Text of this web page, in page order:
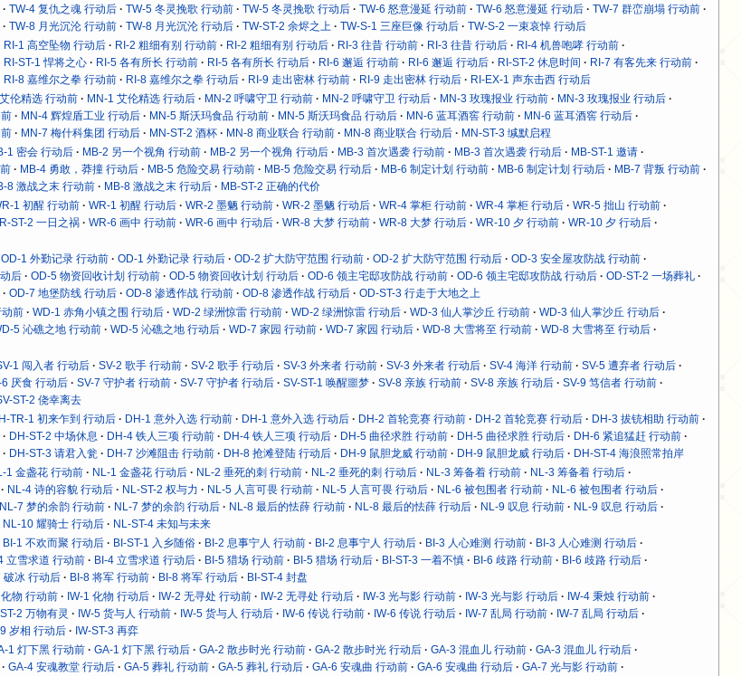
TW-4 复仇之魂 行动后 TW-5 冬灵挽歌 行动前 TW-5 冬灵挽歌 行动后 TW-6 怒意漫延 行动前 TW-6 怒意漫延 行动后
TW-7 群峦崩塌 行动前
TW-8 月光沉沦 行动前 TW-8 月光沉沦 行动后 TW-ST-2 余烬之上 TW-S-1 三座巨像 行动后 TW-S-2 一束哀悼 行动后
RI-1 高空坠物 行动后 RI-2 粗细有别 行动前 RI-2 粗细有别 行动后 RI-3 往昔 行动前 RI-3 往昔 行动后
RI-4 机兽咆哮 行动前
RI-ST-1 悍将之心 RI-5 各有所长 行动前 RI-5 各有所长 行动后 RI-6 邂逅 行动前 RI-6 邂逅 行动后 RI-ST-2 休息时间
RI-7 有客先来 行动前
RI-8 嘉维尔之拳 行动前 RI-8 嘉维尔之拳 行动后 RI-9 走出密林 行动前 RI-9 走出密林 行动后 RI-EX-1 声东击西 行动后
伦精选 行动前 MN-1 艾伦精选 行动后 MN-2 呼啸守卫 行动前 MN-2 呼啸守卫 行动后 MN-3 玫瑰报业 行动前
MN-3 玫瑰报业 行动后
MN-4 辉煌盾工业 行动后 MN-5 斯沃玛食品 行动前 MN-5 斯沃玛食品 行动后 MN-6 蓝耳酒窖 行动前
MN-6 蓝耳酒窖 行动后
MN-7 梅什科集团 行动后 MN-ST-2 酒杯 MN-8 商业联合 行动前 MN-8 商业联合 行动后 MN-ST-3 缄默启程
1 密会 行动后 MB-2 另一个视角 行动前 MB-2 另一个视角 行动后 MB-3 首次遇袭 行动前 MB-3 首次遇袭 行动后
MB-ST-1 邀请
MB-4 勇敢，莽撞 行动后 MB-5 危险交易 行动前 MB-5 危险交易 行动后 MB-6 制定计划 行动前 MB-6 制定计划 行动后
MB-7 背叛 行动前
8 激战之末 行动前 MB-8 激战之末 行动后 MB-ST-2 正确的代价
1 初醒 行动前 WR-1 初醒 行动后 WR-2 墨魉 行动前 WR-2 墨魉 行动后 WR-4 掌柜 行动前 WR-4 掌柜 行动后
WR-5 拙山 行动前
ST-2 一日之祸 WR-6 画中 行动前 WR-6 画中 行动后 WR-8 大梦 行动前 WR-8 大梦 行动后 WR-10 夕 行动前
WR-10 夕 行动后
OD-1 外勤记录 行动前 OD-1 外勤记录 行动后 OD-2 扩大防守范围 行动前 OD-2 扩大防守范围 行动后
OD-3 安全屋攻防战 行动前
后
OD-5 物资回收计划 行动前 OD-5 物资回收计划 行动后 OD-6 领主宅邸攻防战 行动前 OD-6 领主宅邸攻防战 行动后
OD-ST-2 一场葬礼
OD-7 地堡防线 行动后 OD-8 渗透作战 行动前 OD-8 渗透作战 行动后 OD-ST-3 行走于大地之上
前 WD-1 赤角小镇之围 行动后 WD-2 绿洲惊雷 行动前 WD-2 绿洲惊雷 行动后 WD-3 仙人掌沙丘 行动前
WD-3 仙人掌沙丘 行动后
5 沁礁之地 行动前 WD-5 沁礁之地 行动后 WD-7 家园 行动前 WD-7 家园 行动后 WD-8 大雪将至 行动前
WD-8 大雪将至 行动后
1 闯入者 行动后 SV-2 歌手 行动前 SV-2 歌手 行动后 SV-3 外来者 行动前 SV-3 外来者 行动后 SV-4 海洋 行动前
SV-5 遭弃者 行动后
6 厌食 行动后 SV-7 守护者 行动前 SV-7 守护者 行动后 SV-ST-1 唤醒噩梦 SV-8 亲族 行动前 SV-8 亲族 行动后
SV-9 笃信者 行动前
ST-2 侥幸离去
TR-1 初来乍到 行动后 DH-1 意外入选 行动前 DH-1 意外入选 行动后 DH-2 首轮竞赛 行动前 DH-2 首轮竞赛 行动后
DH-3 拔铳相助 行动前
DH-ST-2 中场休息 DH-4 铁人三项 行动前 DH-4 铁人三项 行动后 DH-5 曲径求胜 行动前 DH-5 曲径求胜 行动后
DH-6 紧追猛赶 行动前
DH-ST-3 请君入瓮 DH-7 沙滩阻击 行动前 DH-8 抢滩登陆 行动后 DH-9 鼠胆龙威 行动前 DH-9 鼠胆龙威 行动后 DH-ST-4 海浪照常拍岸
1 金盏花 行动前 NL-1 金盏花 行动后 NL-2 垂死的刺 行动前 NL-2 垂死的刺 行动后 NL-3 筹备着 行动前
NL-3 筹备着 行动后
NL-4 诗的容貌 行动后 NL-ST-2 权与力 NL-5 人言可畏 行动前 NL-5 人言可畏 行动后 NL-6 被包围者 行动前
NL-6 被包围者 行动后
NL-7 梦的余韵 行动前 NL-7 梦的余韵 行动后 NL-8 最后的怯薛 行动前 NL-8 最后的怯薛 行动后 NL-9 叹息 行动前
NL-9 叹息 行动后
NL-10 耀骑士 行动后 NL-ST-4 未知与未来
BI-1 不欢而聚 行动后 BI-ST-1 入乡随俗 BI-2 息事宁人 行动前 BI-2 息事宁人 行动后 BI-3 人心难测 行动前
BI-3 人心难测 行动后
立雪求道 行动前 BI-4 立雪求道 行动后 BI-5 猎场 行动前 BI-5 猎场 行动后 BI-ST-3 一着不慎 BI-6 歧路 行动前
BI-6 歧路 行动后
破冰 行动后 BI-8 将军 行动前 BI-8 将军 行动后 BI-ST-4 封盘
化物 行动前 IW-1 化物 行动后 IW-2 无寻处 行动前 IW-2 无寻处 行动后 IW-3 光与影 行动前 IW-3 光与影 行动后
IW-4 秉烛 行动前
ST-2 万物有灵 IW-5 货与人 行动前 IW-5 货与人 行动后 IW-6 传说 行动前 IW-6 传说 行动后 IW-7 乱局 行动前
IW-7 乱局 行动后
9 岁相 行动后 IW-ST-3 再弈
1 灯下黑 行动前 GA-1 灯下黑 行动后 GA-2 散步时光 行动前 GA-2 散步时光 行动后 GA-3 混血儿 行动前
GA-3 混血儿 行动后
GA-4 安魂教堂 行动后 GA-5 葬礼 行动前 GA-5 葬礼 行动后 GA-6 安魂曲 行动前 GA-6 安魂曲 行动后 GA-7 光与影 行动前